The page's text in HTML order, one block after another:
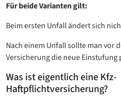
Für beide Varianten gilt:
Beim ersten Unfall ändert sich
Nach einem Unfall sollte man vor
Versicherung die neue Einstufung
Was ist eigentlich eine Kfz-
Haftpflichtversicherung?